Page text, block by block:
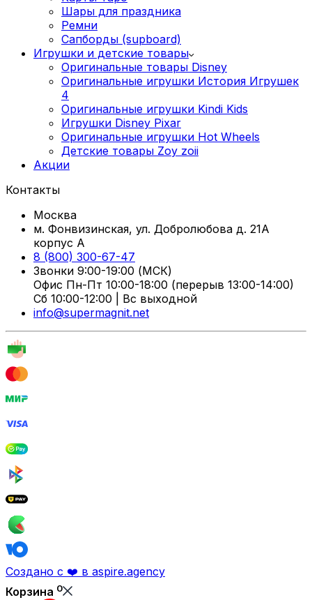
Шары для праздника
Ремни
Сапборды (supboard)
Игрушки и детские товары
Оригинальные товары Disney
Оригинальные игрушки История Игрушек
4
Оригинальные игрушки Kindi Kids
Игрушки Disney Pixar
Оригинальные игрушки Hot Wheels
Детские товары Zoy zoii
Акции
Контакты
Москва
м. Фонвизинская, ул. Добролюбова д. 21А
корпус А
8 (800) 300-67-47
Звонки 9:00-19:00 (МСК)
Офис Пн-Пт 10:00-18:00 (перерыв 13:00-14:00)
Сб 10:00-12:00 | Вс выходной
info@supermagnit.net
Создано с ❤️ в aspire.agency
Корзина 0